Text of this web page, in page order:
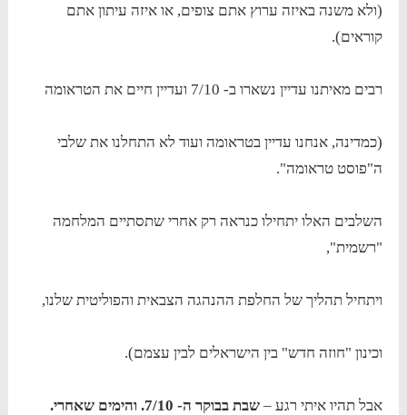
(ולא משנה באיזה ערוץ אתם צופים, או איזה עיתון אתם
קוראים).
רבים מאיתנו עדיין נשארו ב- 7/10 ועדיין חיים את הטראומה
(כמדינה, אנחנו עדיין בטראומה ועוד לא התחלנו את שלבי
ה"פוסט טראומה".
השלבים האלו יתחילו כנראה רק אחרי שתסתיים המלחמה
"רשמית",
ויתחיל תהליך של החלפת ההנהגה הצבאית והפוליטית שלנו,
וכינון "חוזה חדש" בין הישראלים לבין עצמם).
אבל תהיו איתי רגע –שבת בבוקר ה- 7/10. והימים שאחרי.